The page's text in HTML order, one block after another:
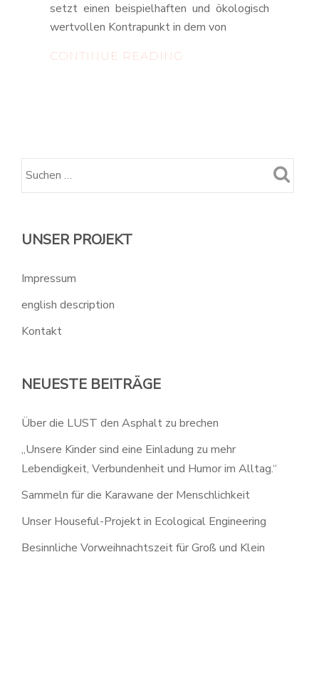
setzt einen beispielhaften und ökologisch
wertvollen Kontrapunkt in dem von
CONTINUE READING
UNSER PROJEKT
Impressum
english description
Kontakt
NEUESTE BEITRÄGE
Über die LUST den Asphalt zu brechen
„Unsere Kinder sind eine Einladung zu mehr
Lebendigkeit, Verbundenheit und Humor im Alltag.“
Sammeln für die Karawane der Menschlichkeit
Unser Houseful-Projekt in Ecological Engineering
Besinnliche Vorweihnachtszeit für Groß und Klein